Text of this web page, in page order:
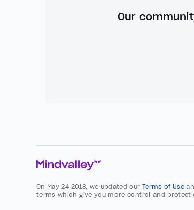
Our
On May 24 2018, we updated our Terms of Use
terms which give you more control and